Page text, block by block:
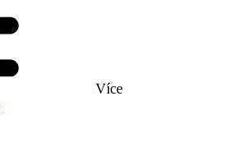
Více